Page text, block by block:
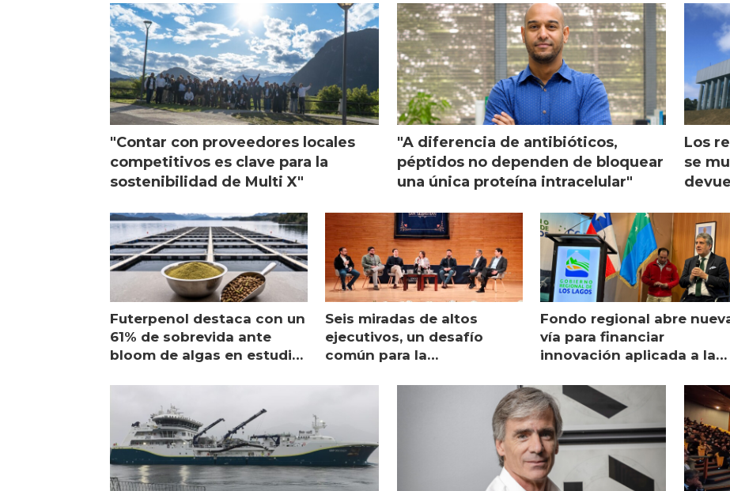
visión
"Contar con proveedores locales
competitivos es clave para la
sostenibilidad de Multi X"
"A diferencia de antibióticos,
péptidos no dependen de bloquear
una única proteína intracelular"
Los
se
Futerpenol destaca con un
61% de sobrevida ante
bloom de algas en estudio
Seis miradas de altos
ejecutivos, un desafío
común para la
Fondo regional abre
vía para financiar
innovación aplicada a la